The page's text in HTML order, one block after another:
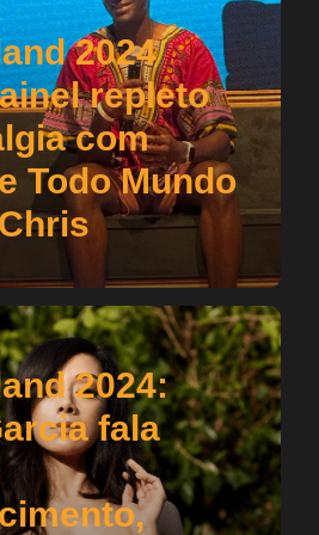
2024
repleto
com
Todo Mundo
2024:
fala